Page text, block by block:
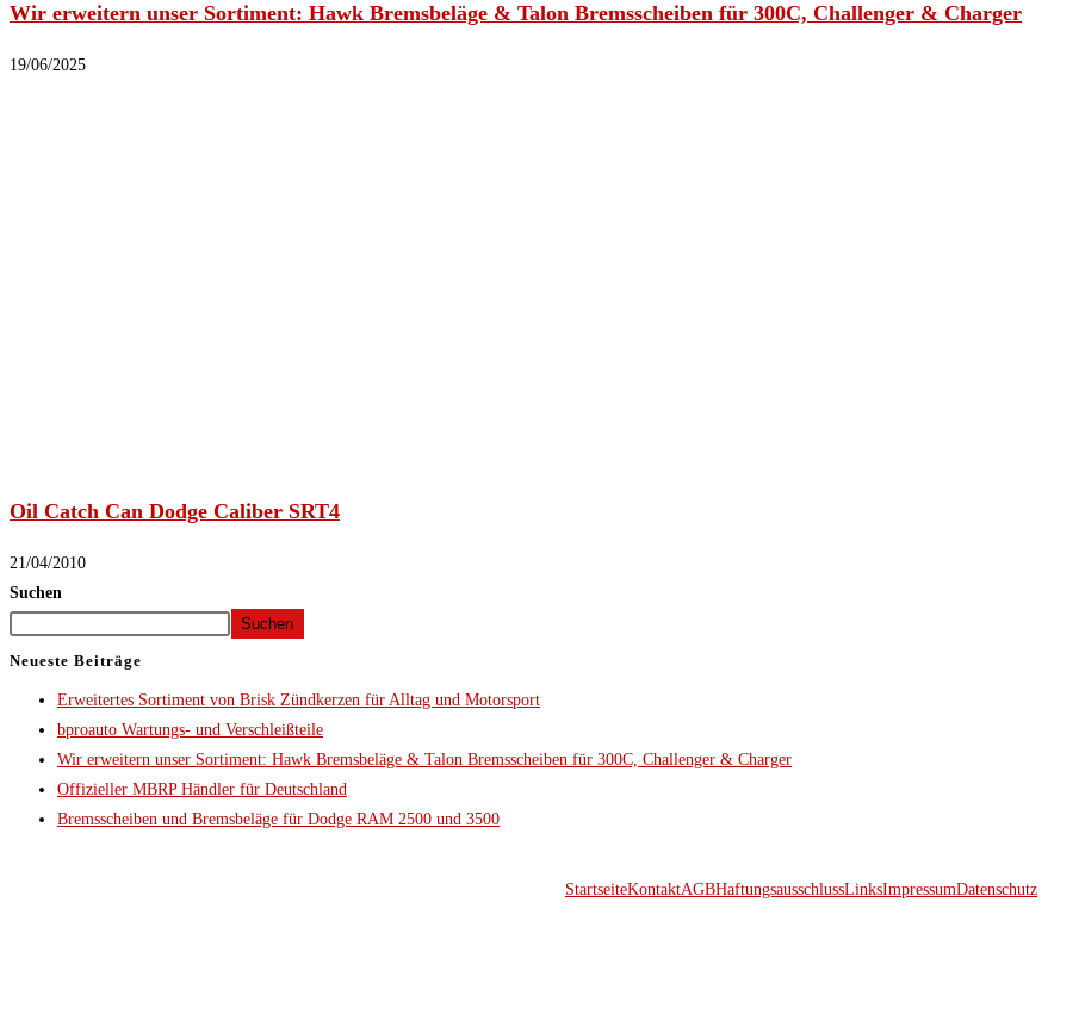
Wir erweitern unser Sortiment: Hawk Bremsbeläge & Talon Bremsscheiben für 300C, Challenger & Charger
19/06/2025
Oil Catch Can Dodge Caliber SRT4
21/04/2010
Suchen
Suchen
Neueste Beiträge
Erweitertes Sortiment von Brisk Zündkerzen für Alltag und Motorsport
bproauto Wartungs- und Verschleißteile
Wir erweitern unser Sortiment: Hawk Bremsbeläge & Talon Bremsscheiben für 300C, Challenger & Charger
Offizieller MBRP Händler für Deutschland
Bremsscheiben und Bremsbeläge für Dodge RAM 2500 und 3500
StartseiteKontaktAGBHaftungsausschlussLinksImpressumDatenschutz